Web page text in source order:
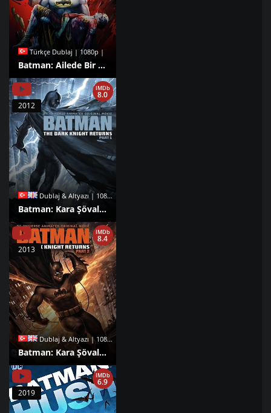
Türkçe Dublaj | 1080p |
Batman: Ailede Bir Ölüm izle
Dublaj & Altyazı | 1080p |
Batman: Kara Şövalye Dönüyor, 1. Bölüm izle
IMDb
8.0
2012
Dublaj & Altyazı | 1080p |
Batman: Kara Şövalye Dönüyor 2. Bölüm izle
IMDb
8.4
2013
IMDb
6.9
2019